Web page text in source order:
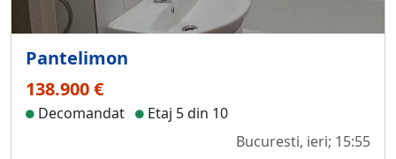
Pantelimon
138.900 €
Decomandat
Etaj 5 din 10
Bucuresti, ieri; 15:55